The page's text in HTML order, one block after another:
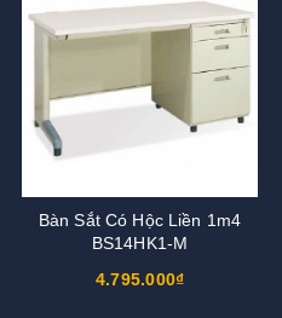
Bàn Sắt Có Hộc Liền 1m4
BS14HK1-M
4.795.000₫